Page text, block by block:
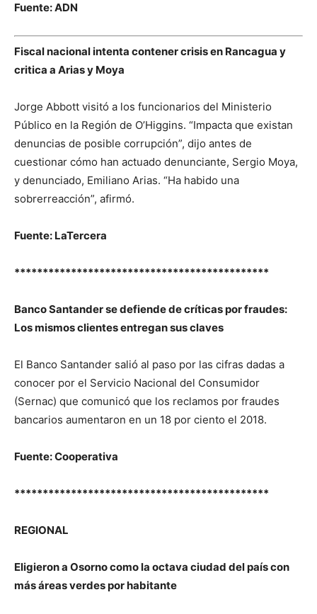
Fuente: ADN
Fiscal nacional intenta contener crisis en Rancagua y
critica a Arias y Moya
Jorge Abbott visitó a los funcionarios del Ministerio
Público en la Región de O’Higgins. “Impacta que existan
denuncias de posible corrupción”, dijo antes de
cuestionar cómo han actuado denunciante, Sergio Moya,
y denunciado, Emiliano Arias. “Ha habido una
sobrerreacción”, afirmó.
Fuente: LaTercera
*********************************************
Banco Santander se defiende de críticas por fraudes:
Los mismos clientes entregan sus claves
El Banco Santander salió al paso por las cifras dadas a
conocer por el Servicio Nacional del Consumidor
(Sernac) que comunicó que los reclamos por fraudes
bancarios aumentaron en un 18 por ciento el 2018.
Fuente: Cooperativa
*********************************************
REGIONAL
Eligieron a Osorno como la octava ciudad del país con
más áreas verdes por habitante